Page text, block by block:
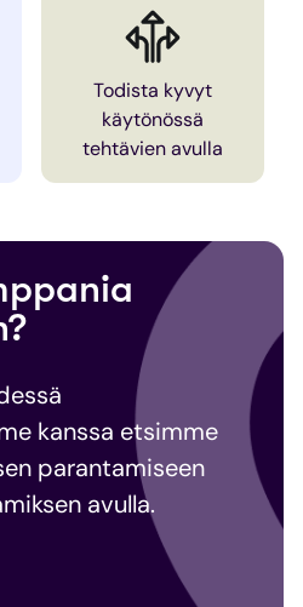
Todista kyvyt
käytönössä
tehtävien avulla
kanssa etsimme
parantamiseen
avulla.